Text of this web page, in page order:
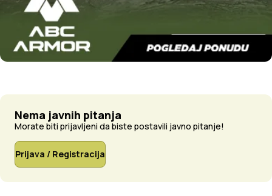
Nema javnih pitanja
Morate biti prijavljeni da biste postavili javno pitanje!
Prijava / Registracija